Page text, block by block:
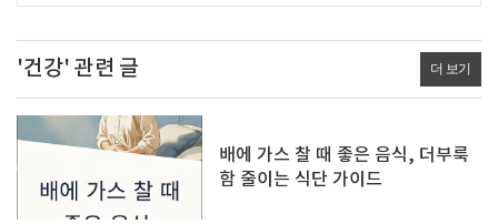
'건강' 관련 글 더 보기
배에 가스 찰 때 좋은 음식, 더부룩
함 줄이는 식단 가이드